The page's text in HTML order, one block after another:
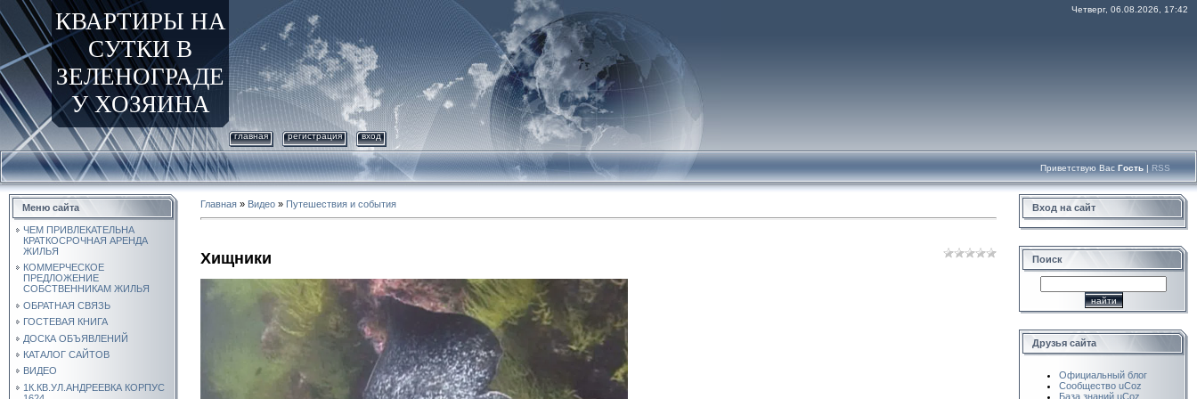
КВАРТИРЫ НА
СУТКИ В
ЗЕЛЕНОГРАДЕ
У ХОЗЯИНА
Четверг, 06.08.2026, 17:42
главная регистрация вход
Приветствую Вас Гость | RSS
Меню сайта
ЧЕМ ПРИВЛЕКАТЕЛЬНА
КРАТКОСРОЧНАЯ АРЕНДА
ЖИЛЬЯ
КОММЕРЧЕСКОЕ
ПРЕДЛОЖЕНИЕ
СОБСТВЕННИКАМ ЖИЛЬЯ
ОБРАТНАЯ СВЯЗЬ
ГОСТЕВАЯ КНИГА
ДОСКА ОБЪЯВЛЕНИЙ
КАТАЛОГ САЙТОВ
ВИДЕО
1К.КВ.УЛ.АНДРЕЕВКА КОРПУС
Главная » Видео » Путешествия и события
Хищники
Вход на сайт
Поиск
Друзья сайта
Официальный блог
Сообщество uCoz
База знаний uCoz